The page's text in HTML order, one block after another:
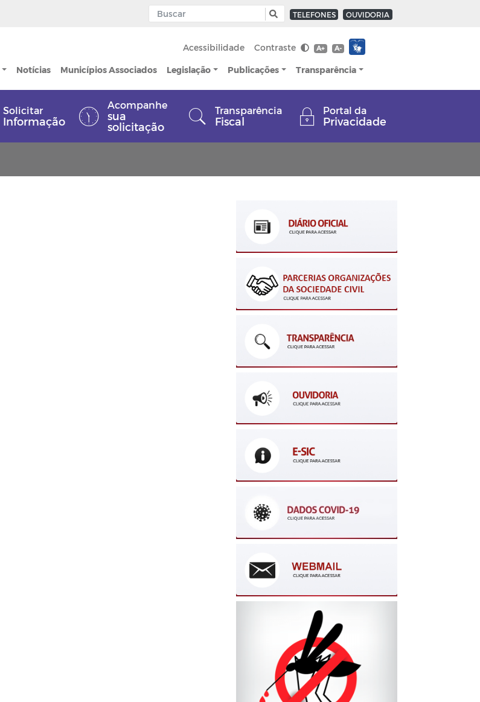
TELEFONES OUVIDORIA
Acessibilidade Contraste A+ A-
Notícias Municípios Associados Legislação Publicações Transparência
Solicitar
Informação
Acompanhe
sua
solicitação
Transparência
Fiscal
Portal da
Privacidade